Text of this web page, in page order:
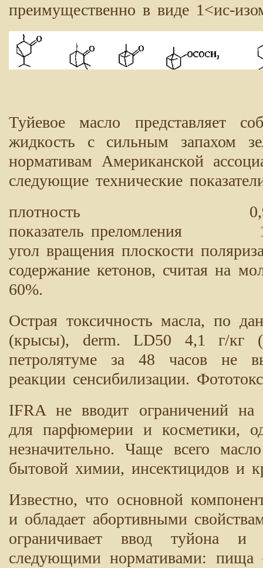
преимущественно в виде 1<ис-
Туйевое масло представляет
жидкость с сильным запахом
нормативам Американской
следующие технические
плотность 0,910-
показатель преломления
угол вращения плоскости
содержание кетонов, считая
60%.
Острая токсичность масла, по
(крысы), derm. LD50 4,1 г/кг
петролятуме за 48 часов не
реакции сенсибилизации.
IFRA не вводит ограничений
для парфюмерии и косметики,
незначительно. Чаще всего
бытовой химии, инсектицидов и
Известно, что основной
и обладает абортивными
ограничивает ввод туйона
следующими нормативами: